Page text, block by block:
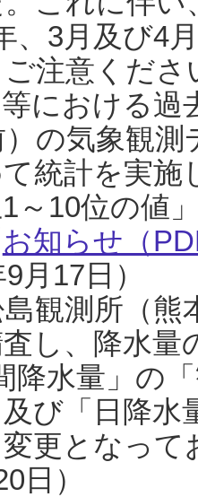
、3月及び4
注意くだ
における過
）の気象観
統計を実
～10位の値
お知らせ（
月17日）
観測所（熊
し、降水
降水量」の
び「日降
更となっ
日）